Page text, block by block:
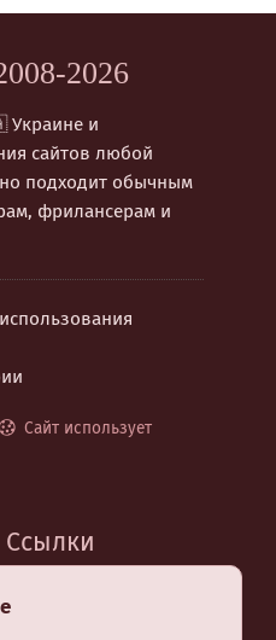
2026
Украине и
сайтов любой
подходит обычным
фрилансерам и
Сайт использует
Ссылки